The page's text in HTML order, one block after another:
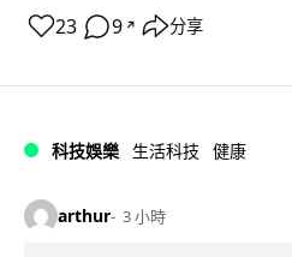
23 9 ↗ 分享
科技娛樂 生活科技 健康
arthur 3 小時